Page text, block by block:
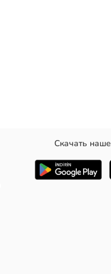
Скачать